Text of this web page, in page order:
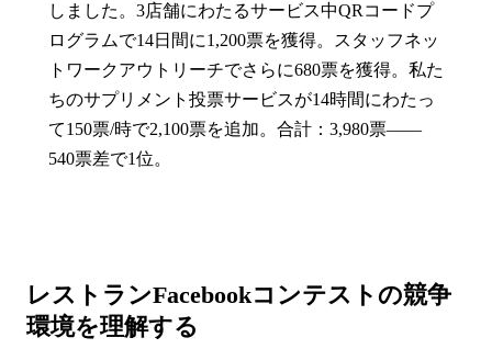
しました。3店舗にわたるサービス中QRコードプ
ログラムで14日間に1,200票を獲得。スタッフネッ
トワークアウトリーチでさらに680票を獲得。私た
ちのサプリメント投票サービスが14時間にわたっ
て150票/時で2,100票を追加。合計：3,980票——
540票差で1位。
レストランFacebookコンテストの競争
環境を理解する